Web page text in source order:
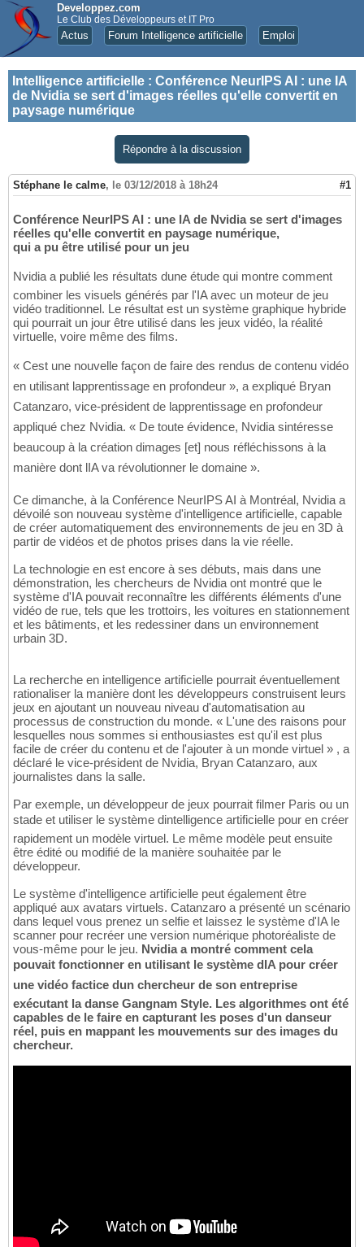
Developpez.com
Le Club des Développeurs et IT Pro
Actus Forum Intelligence artificielle Emploi
Intelligence artificielle : Conférence NeurIPS AI : une IA
de Nvidia se sert d'images réelles qu'elle convertit en
paysage numérique
Répondre à la discussion
Stéphane le calme, le 03/12/2018 à 18h24 #1
Conférence NeurIPS AI : une IA de Nvidia se sert d'images
réelles qu'elle convertit en paysage numérique,
qui a pu être utilisé pour un jeu
Nvidia a publié les résultats dune étude qui montre comment
combiner les visuels générés par l'IA avec un moteur de jeu
vidéo traditionnel. Le résultat est un système graphique hybride
qui pourrait un jour être utilisé dans les jeux vidéo, la réalité
virtuelle, voire même des films.
« Cest une nouvelle façon de faire des rendus de contenu vidéo
en utilisant lapprentissage en profondeur », a expliqué Bryan
Catanzaro, vice-président de lapprentissage en profondeur
appliqué chez Nvidia. « De toute évidence, Nvidia sintéresse
beaucoup à la création dimages [et] nous réfléchissons à la
manière dont lIA va révolutionner le domaine ».
Ce dimanche, à la Conférence NeurIPS AI à Montréal, Nvidia a
dévoilé son nouveau système d'intelligence artificielle, capable
de créer automatiquement des environnements de jeu en 3D à
partir de vidéos et de photos prises dans la vie réelle.
La technologie en est encore à ses débuts, mais dans une
démonstration, les chercheurs de Nvidia ont montré que le
système d'IA pouvait reconnaître les différents éléments d'une
vidéo de rue, tels que les trottoirs, les voitures en stationnement
et les bâtiments, et les redessiner dans un environnement
urbain 3D.
La recherche en intelligence artificielle pourrait éventuellement
rationaliser la manière dont les développeurs construisent leurs
jeux en ajoutant un nouveau niveau d'automatisation au
processus de construction du monde. « L'une des raisons pour
lesquelles nous sommes si enthousiastes est qu'il est plus
facile de créer du contenu et de l'ajouter à un monde virtuel » , a
déclaré le vice-président de Nvidia, Bryan Catanzaro, aux
journalistes dans la salle.
Par exemple, un développeur de jeux pourrait filmer Paris ou un
stade et utiliser le système dintelligence artificielle pour en créer
rapidement un modèle virtuel. Le même modèle peut ensuite
être édité ou modifié de la manière souhaitée par le
développeur.
Le système d'intelligence artificielle peut également être
appliqué aux avatars virtuels. Catanzaro a présenté un scénario
dans lequel vous prenez un selfie et laissez le système d'IA le
scanner pour recréer une version numérique photoréaliste de
vous-même pour le jeu. Nvidia a montré comment cela
pouvait fonctionner en utilisant le système dIA pour créer
une vidéo factice dun chercheur de son entreprise
exécutant la danse Gangnam Style. Les algorithmes ont été
capables de le faire en capturant les poses d'un danseur
réel, puis en mappant les mouvements sur des images du
chercheur.